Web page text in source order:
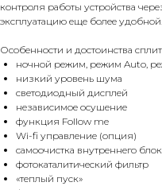
контроля работы устройства
эксплуатацию еще более удобной.
Особенности и достоинства
ночной режим, режим Auto,
низкий уровень шума
светодиодный дисплей
независимое осушение
функция Follow me
Wi-fi управление (опция)
самоочистка внутреннего
фотокаталитический фильтр
«теплый пуск»